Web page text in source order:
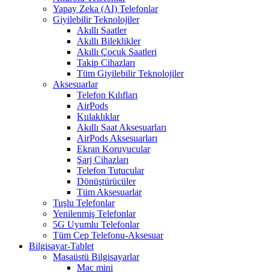
Yapay Zeka (AI) Telefonlar
Giyilebilir Teknolojiler
Akıllı Saatler
Akıllı Bileklikler
Akıllı Çocuk Saatleri
Takip Cihazları
Tüm Giyilebilir Teknolojiler
Aksesuarlar
Telefon Kılıfları
AirPods
Kulaklıklar
Akıllı Saat Aksesuarları
AirPods Aksesuarları
Ekran Koruyucular
Şarj Cihazları
Telefon Tutucular
Dönüştürücüler
Tüm Aksesuarlar
Tuşlu Telefonlar
Yenilenmiş Telefonlar
5G Uyumlu Telefonlar
Tüm Cep Telefonu-Aksesuar
Bilgisayar-Tablet
Masaüstü Bilgisayarlar
Mac mini